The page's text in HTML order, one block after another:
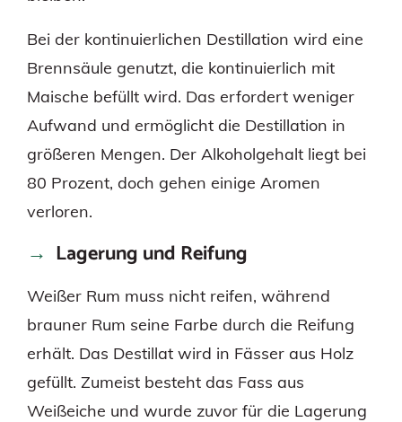
Bei der kontinuierlichen Destillation wird eine
Brennsäule genutzt, die kontinuierlich mit
Maische befüllt wird. Das erfordert weniger
Aufwand und ermöglicht die Destillation in
größeren Mengen. Der Alkoholgehalt liegt bei
80 Prozent, doch gehen einige Aromen
verloren.
Lagerung und Reifung
Weißer Rum muss nicht reifen, während
brauner Rum seine Farbe durch die Reifung
erhält. Das Destillat wird in Fässer aus Holz
gefüllt. Zumeist besteht das Fass aus
Weißeiche und wurde zuvor für die Lagerung